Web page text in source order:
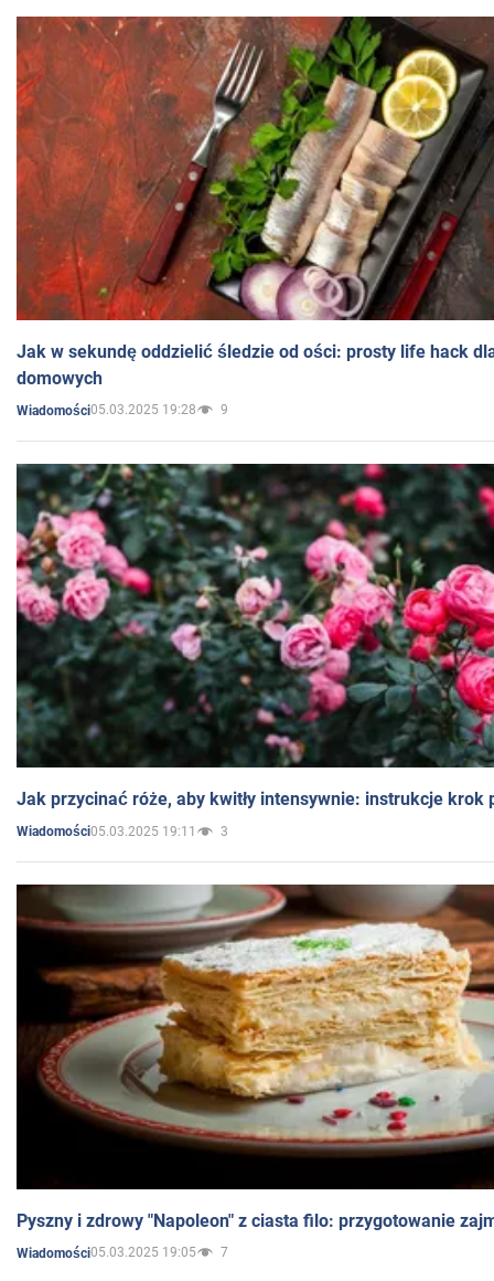
Jak w sekundę oddzielić śledzie od ości: prosty life hack
domowych
Wiadomości05.03.2025 19:28 9
Jak przycinać róże, aby kwitły intensywnie: instrukcje krok
Wiadomości05.03.2025 19:11 3
Pyszny i zdrowy "Napoleon" z ciasta filo: przygotowanie
Wiadomości05.03.2025 19:05 7